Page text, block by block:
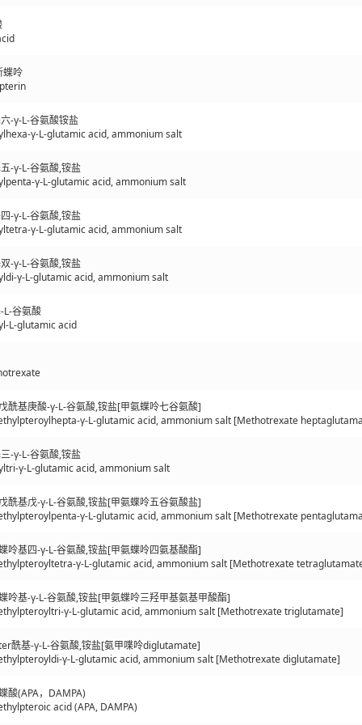
蝶呤
-γ-L-谷氨酸铵盐
γ-L-glutamic acid, ammonium salt
-γ-L-谷氨酸,铵盐
γ-L-glutamic acid, ammonium salt
-γ-L-谷氨酸,铵盐
γ-L-glutamic acid, ammonium salt
-γ-L-谷氨酸,铵盐
γ-L-glutamic acid, ammonium salt
L-谷氨酸
L-glutamic acid
酰基庚酸-γ-L-谷氨酸,铵盐[甲氨蝶呤七谷氨酸]
γ-L-glutamic acid, ammonium salt [Methotrexate
-γ-L-谷氨酸,铵盐
γ-L-glutamic acid, ammonium salt
酰基戊-γ-L-谷氨酸,铵盐[甲氨蝶呤五谷氨酸盐]
γ-L-glutamic acid, ammonium salt [Methotrexate
呤基四-γ-L-谷氨酸,铵盐[甲氨蝶呤四氨基酸酯]
γ-L-glutamic acid, ammonium salt [Methotrexate
呤基-γ-L-谷氨酸,铵盐[甲氨蝶呤三羟甲基氨基甲酸酯]
γ-L-glutamic acid, ammonium salt [Methotrexate triglutamate]
酰基-γ-L-谷氨酸,铵盐[氨甲喋呤diglutamate]
γ-L-glutamic acid, ammonium salt [Methotrexate diglutamate]
酸(APA，DAMPA)
acid (APA, DAMPA)